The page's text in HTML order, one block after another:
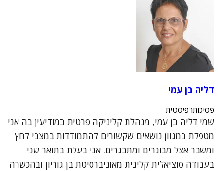
דליה בן עמי
פסיכותרפיסטית
שמי דליה בן עמי, מנהלת קליניקה פרטית במודיעין בה אני
מטפלת במגוון נושאים שקשורים להתמודדות במצבי לחץ
ומשבר אצל מבוגרים ומתבגרים. אני בעלת בתואר שני
בעבודה סוציאלית קלינית מאוניברסיטת בן גוריון ובהכשרה